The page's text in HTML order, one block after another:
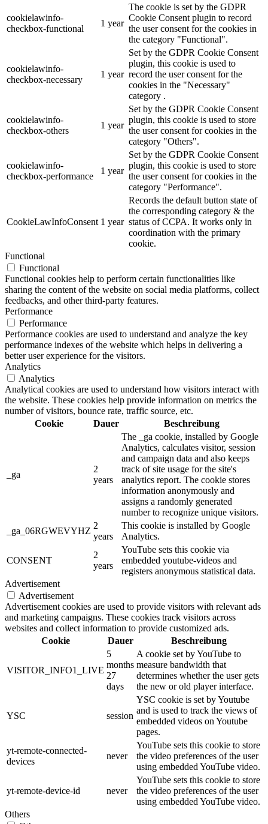
cookielawinfo-
checkbox-functional
1 year
The cookie is set by the GDPR
Cookie Consent plugin to record
the user consent for the cookies in
the category "Functional".
cookielawinfo-
checkbox-necessary
1 year
Set by the GDPR Cookie Consent
plugin, this cookie is used to
record the user consent for the
cookies in the "Necessary"
category .
cookielawinfo-
checkbox-others
1 year
Set by the GDPR Cookie Consent
plugin, this cookie is used to store
the user consent for cookies in the
category "Others".
cookielawinfo-
checkbox-performance
1 year
Set by the GDPR Cookie Consent
plugin, this cookie is used to store
the user consent for cookies in the
category "Performance".
CookieLawInfoConsent 1 year
Records the default button state of
the corresponding category & the
status of CCPA. It works only in
coordination with the primary
cookie.
Functional
Functional
Functional cookies help to perform certain functionalities like
sharing the content of the website on social media platforms, collect
feedbacks, and other third-party features.
Performance
Performance
Performance cookies are used to understand and analyze the key
performance indexes of the website which helps in delivering a
better user experience for the visitors.
Analytics
Analytics
Analytical cookies are used to understand how visitors interact with
the website. These cookies help provide information on metrics the
number of visitors, bounce rate, traffic source, etc.
Cookie
Dauer Beschreibung
_ga
2
years
The _ga cookie, installed by Google
Analytics, calculates visitor, session
and campaign data and also keeps
track of site usage for the site's
analytics report. The cookie stores
information anonymously and
assigns a randomly generated
number to recognize unique visitors.
_ga_06RGWEVYHZ
2
years
This cookie is installed by Google
Analytics.
CONSENT
2
years
YouTube sets this cookie via
embedded youtube-videos and
registers anonymous statistical data.
Advertisement
Advertisement
Advertisement cookies are used to provide visitors with relevant ads
and marketing campaigns. These cookies track visitors across
websites and collect information to provide customized ads.
Cookie
Dauer Beschreibung
VISITOR_INFO1_LIVE
5
months
27
days
A cookie set by YouTube to
measure bandwidth that
determines whether the user gets
the new or old player interface.
YSC session
YSC cookie is set by Youtube
and is used to track the views of
embedded videos on Youtube
pages.
yt-remote-connected-
devices
never
YouTube sets this cookie to store
the video preferences of the user
using embedded YouTube video.
yt-remote-device-id never
YouTube sets this cookie to store
the video preferences of the user
using embedded YouTube video.
Others